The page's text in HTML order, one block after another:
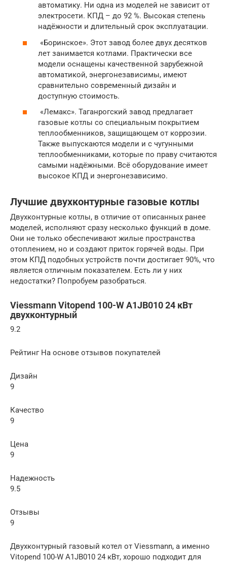
автоматику. Ни одна из моделей не зависит от
электросети. КПД – до 92 %. Высокая степень
надёжности и длительный срок эксплуатации.
«Боринское». Этот завод более двух десятков
лет занимается котлами. Практически все
модели оснащены качественной зарубежной
автоматикой, энергонезависимы, имеют
сравнительно современный дизайн и
доступную стоимость.
«Лемакс». Таганрогский завод предлагает
газовые котлы со специальным покрытием
теплообменников, защищающем от коррозии.
Также выпускаются модели и с чугунными
теплообменниками, которые по праву считаются
самыми надёжными. Всё оборудование имеет
высокое КПД и энергонезависимо.
Лучшие двухконтурные газовые котлы
Двухконтурные котлы, в отличие от описанных ранее
моделей, исполняют сразу несколько функций в доме.
Они не только обеспечивают жилые пространства
отоплением, но и создают приток горячей воды. При
этом КПД подобных устройств почти достигает 90%, что
является отличным показателем. Есть ли у них
недостатки? Попробуем разобраться.
Viessmann Vitopend 100-W A1JB010 24 кВт
двухконтурный
9.2
Рейтинг На основе отзывов покупателей
Дизайн
9
Качество
9
Цена
9
Надежность
9.5
Отзывы
9
Двухконтурный газовый котел от Viessmann, а именно
Vitopend 100-W A1JB010 24 кВт, хорошо подходит для